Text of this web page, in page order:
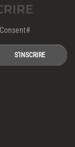
S'INSCRIRE